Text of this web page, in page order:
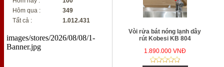
Hôm qua :
349
Tất cả :
1.012.431
images/stores/2026/08/08/1-
Banner.jpg
Vòi rửa bát nóng lạnh dây
rút Kobesi KB 804
1.890.000 VNĐ